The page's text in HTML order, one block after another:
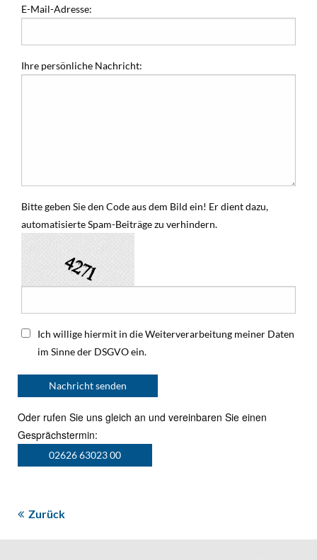
E-Mail-Adresse:
Ihre persönliche Nachricht:
Bitte geben Sie den Code aus dem Bild ein! Er dient dazu,
automatisierte Spam-Beiträge zu verhindern.
Ich willige hiermit in die Weiterverarbeitung meiner Daten
im Sinne der DSGVO ein.
Oder rufen Sie uns gleich an und vereinbaren Sie einen
Gesprächstermin:
02626 63023 00
Zurück